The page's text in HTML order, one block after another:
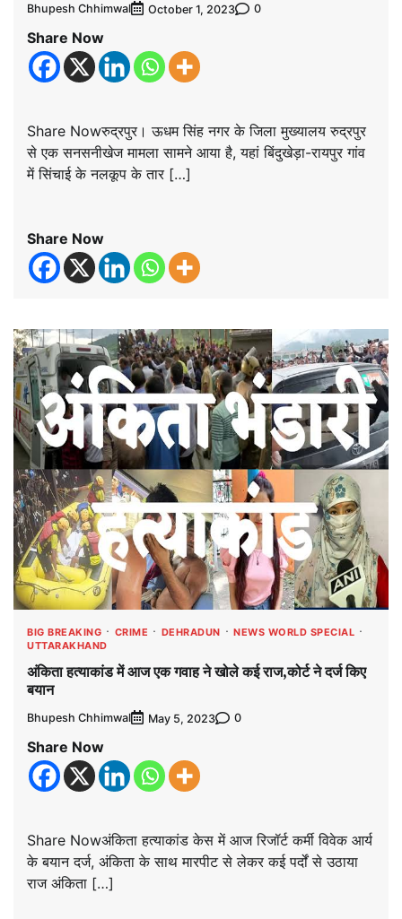
Bhupesh Chhimwal October 1, 2023 0
Share Now
Share Nowरुद्रपुर। ऊधम सिंह नगर के जिला मुख्यालय रुद्रपुर
से एक सनसनीखेज मामला सामने आया है, यहां बिंदुखेड़ा-रायपुर गांव
में सिंचाई के नलकूप के तार […]
Share Now
BIG BREAKING CRIME DEHRADUN
NEWS WORLD SPECIAL
UTTARAKHAND
अंकिता हत्याकांड में आज एक गवाह ने खोले कई राज,कोर्ट ने दर्ज किए
बयान
Bhupesh Chhimwal May 5, 2023 0
Share Now
Share Nowअंकिता हत्याकांड केस में आज रिजॉर्ट कर्मी विवेक आर्य
के बयान दर्ज, अंकिता के साथ मारपीट से लेकर कई पर्दों से उठाया
राज अंकिता […]